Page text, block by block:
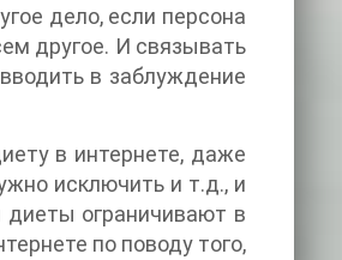
дело, если персона
другое. И связывать
в заблуждение
в интернете, даже
исключить и т.д., и
ограничивают в
по поводу того,